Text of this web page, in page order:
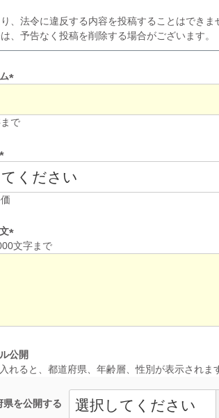
、法令に違反する内容を投稿することはでき
、予告なく投稿を削除する場合がございます。
須
で
(
必
須
(文字まで
公開
れると、都道府県、年齢層、性別が表示されま
県を公開する